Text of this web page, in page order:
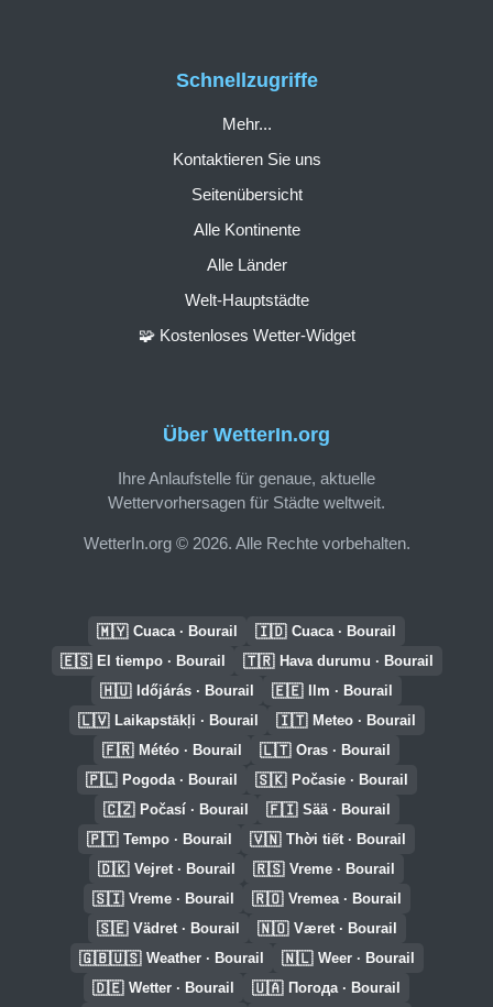
Über WetterIn.org
Ihre Anlaufstelle für genaue, aktuelle
Wettervorhersagen für Städte weltweit.
WetterIn.org © 2026. Alle Rechte vorbehalten.
Schnellzugriffe
Mehr...
Kontaktieren Sie uns
Seitenübersicht
Alle Kontinente
Alle Länder
Welt-Hauptstädte
🧩 Kostenloses Wetter-Widget
🇲🇾 Cuaca · Bourail 🇮🇩 Cuaca · Bourail
🇪🇸 El tiempo · Bourail 🇹🇷 Hava durumu · Bourail
🇭🇺 Időjárás · Bourail 🇪🇪 Ilm · Bourail
🇱🇻 Laikapstākļi · Bourail 🇮🇹 Meteo · Bourail
🇫🇷 Météo · Bourail 🇱🇹 Oras · Bourail
🇵🇱 Pogoda · Bourail 🇸🇰 Počasie · Bourail
🇨🇿 Počasí · Bourail 🇫🇮 Sää · Bourail
🇵🇹 Tempo · Bourail 🇻🇳 Thời tiết · Bourail
🇩🇰 Vejret · Bourail 🇷🇸 Vreme · Bourail
🇸🇮 Vreme · Bourail 🇷🇴 Vremea · Bourail
🇸🇪 Vädret · Bourail 🇳🇴 Været · Bourail
🇬🇧🇺🇸 Weather · Bourail 🇳🇱 Weer · Bourail
🇩🇪 Wetter · Bourail 🇺🇦 Погода · Bourail